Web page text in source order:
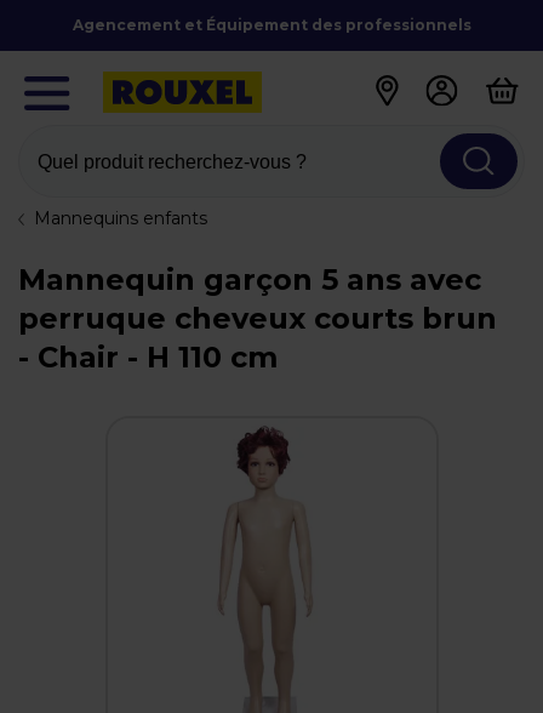
Agencement et Équipement des professionnels
Quel produit recherchez-vous ?
Mannequins enfants
Mannequin garçon 5 ans avec
perruque cheveux courts brun
- Chair - H 110 cm